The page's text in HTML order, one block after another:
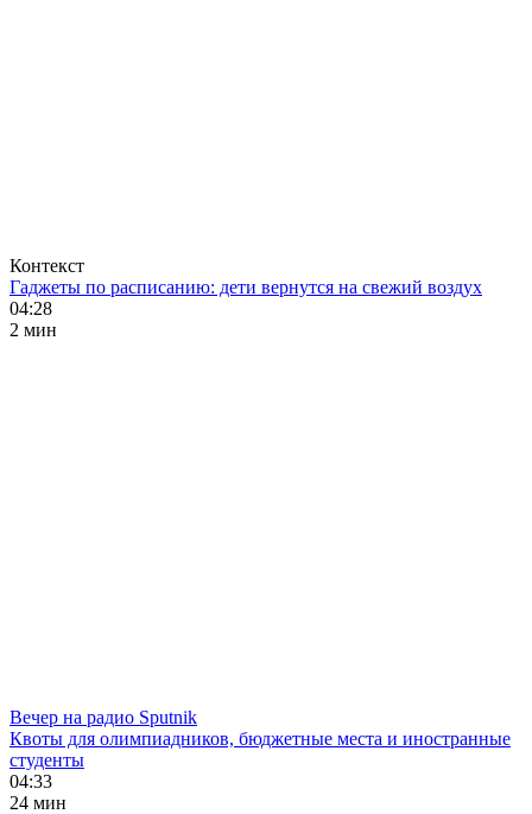
Контекст
Гаджеты по расписанию: дети вернутся на свежий воздух
04:28
2 мин
Вечер на радио Sputnik
Квоты для олимпиадников, бюджетные места и иностранные
студенты
04:33
24 мин